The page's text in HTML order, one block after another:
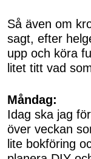
Så även om
sagt, efter
upp och köra
litet titt vad
Måndag:
Idag ska jag
över veckan
lite bokföring